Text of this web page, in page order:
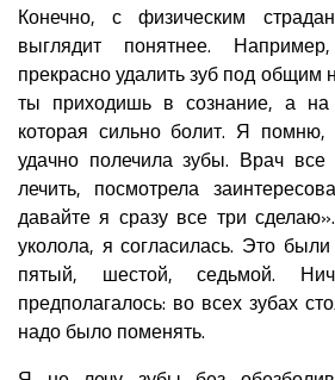
Конечно, с физическим
выглядит понятнее.
прекрасно удалить зуб под
ты приходишь в сознание, а на
которая сильно болит. Я
удачно полечила зубы. Врач все
лечить, посмотрела
давайте я сразу все три
уколола, я согласилась. Это
пятый, шестой, седьмой.
предполагалось: во всех зубах
надо было поменять.